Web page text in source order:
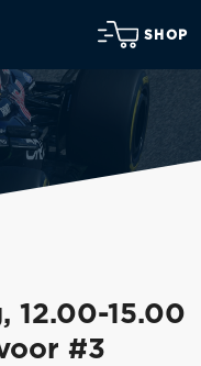
SHOP
12.00-15.00
#3